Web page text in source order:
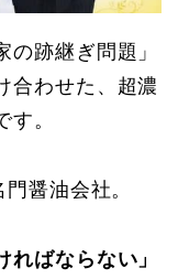
跡継ぎ問題」
合わせた、超濃
。
醤油会社。
ればならない」